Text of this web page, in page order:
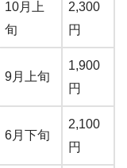
10月上
旬
2,300
円
9月上旬
1,900
円
6月下旬
2,100
円